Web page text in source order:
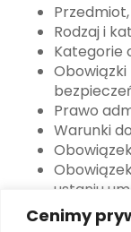
Cenimy
Rodzaj i
Kategorie
Prawo
Warunki
ustaniu
Kary za